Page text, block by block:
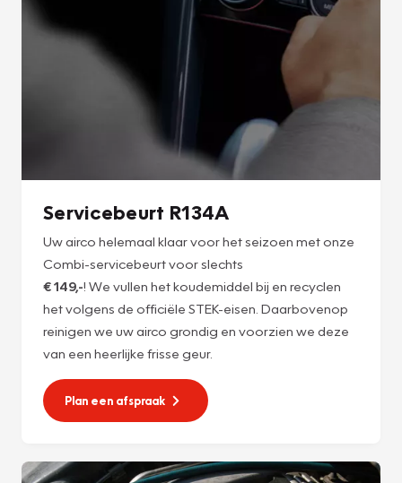
Servicebeurt R134A
Uw airco helemaal klaar voor het seizoen met onze
Combi-servicebeurt voor slechts
€ 149,-! We vullen het koudemiddel bij en recyclen
het volgens de officiële STEK-eisen. Daarbovenop
reinigen we uw airco grondig en voorzien we deze
van een heerlijke frisse geur.
Plan een afspraak